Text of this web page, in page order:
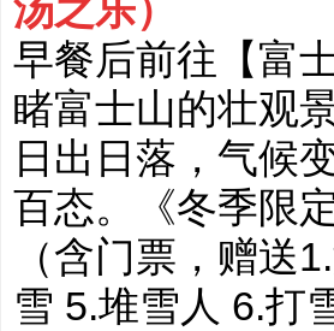
汤之乐）
早餐后前往【富
睹富士山的壮观
日出日落，气候
百态。《冬季限
（含门票，赠送
雪 5.堆雪人 6.打